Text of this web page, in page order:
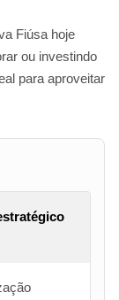
Fiúsa hoje
ou investindo
para aproveitar